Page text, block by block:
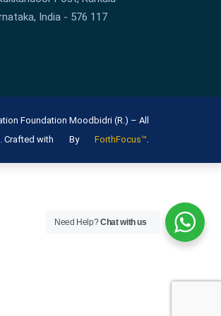
India - 576 117
Foundation Moodbidri (R.) – All
Crafted with
By ForthFocus™.
Need Help?Chat with us